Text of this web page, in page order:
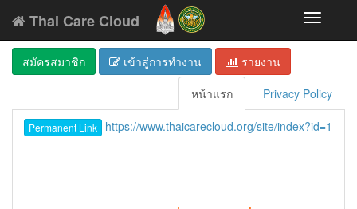
Toggle
Thai Care Cloud
สมัครสมาชิก เข้าสู่การทำงาน
รายงาน
หน้าแรก
Privacy Policy
Permanent Link https://www.thaicarecloud.org/site/index?id=1